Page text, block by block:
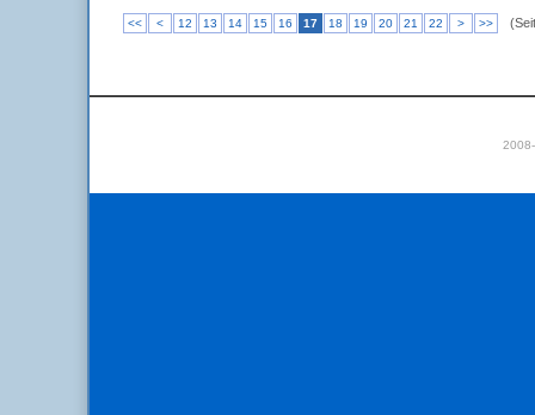
<< < 12 13 14 15 16 17 18 19 20 21 22 > >>